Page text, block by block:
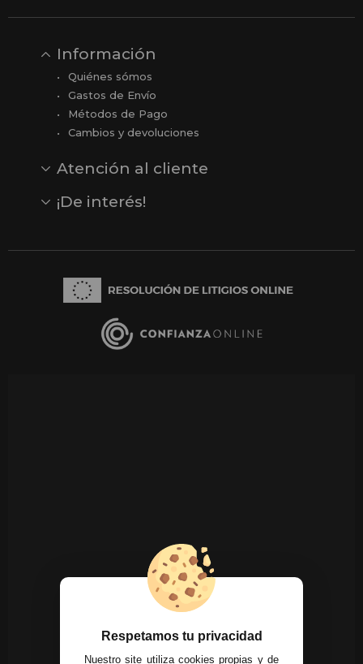
Información
Quiénes sómos
Gastos de Envío
Métodos de Pago
Cambios y devoluciones
Atención al cliente
Opiniones
Reseñas en Google
¡De interés!
Respetamos tu privacidad
Nuestro site utiliza cookies propias y de